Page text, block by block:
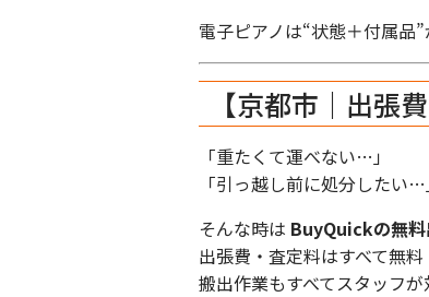
電子ピアノは“状態＋付属品
【京都市｜出張
「重たくて運べない…」
「引っ越し前に処分したい…
そんな時は BuyQuickの無
出張費・査定料はすべて無料
搬出作業もすべてスタッフが